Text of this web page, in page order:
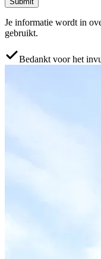
Je informatie wordt in
gebruikt.
Bedankt voor het